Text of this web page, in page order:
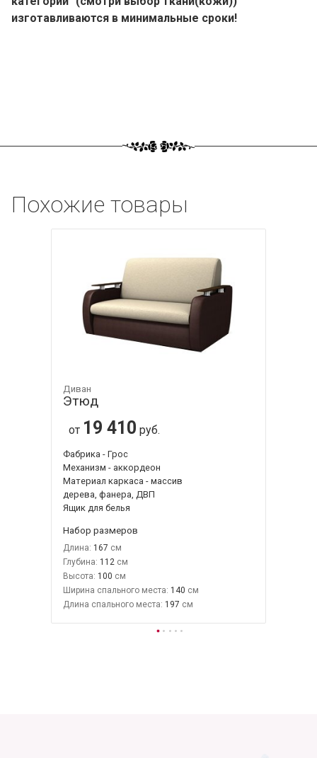
изготавливаются в минимальные сроки!
Похожие товары
Диван
Этюд
от 19 410 руб.
Фабрика - Грос
Механизм - аккордеон
Материал каркаса - массив
дерева, фанера, ДВП
Ящик для белья
Набор размеров
Длина: 167
Глубина: 112
Высота: 100
Ширина спального места: 140
Длина спального места: 197